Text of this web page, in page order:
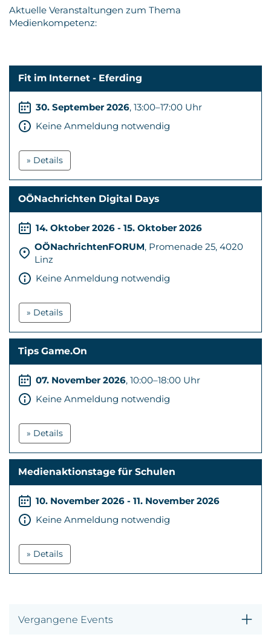
Aktuelle Veranstaltungen zum Thema
Medienkompetenz:
Fit im Internet - Eferding
30. September 2026, 13:00–17:00 Uhr
Keine Anmeldung notwendig
» Details
OÖNachrichten Digital Days
14. Oktober 2026 - 15. Oktober 2026
OÖNachrichtenFORUM, Promenade 25, 4020
Linz
Keine Anmeldung notwendig
» Details
Tips Game.On
07. November 2026, 10:00–18:00 Uhr
Keine Anmeldung notwendig
» Details
Medienaktionstage für Schulen
10. November 2026 - 11. November 2026
Keine Anmeldung notwendig
» Details
Vergangene Events